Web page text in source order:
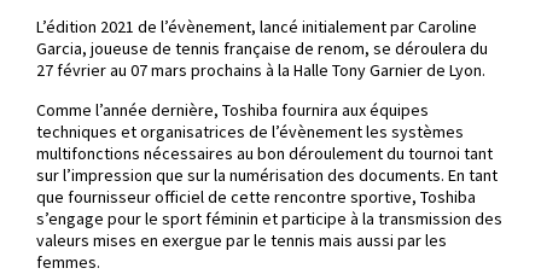
L’édition 2021 de l’évènement, lancé initialement par Caroline
Garcia, joueuse de tennis française de renom, se déroulera du
27 février au 07 mars prochains à la Halle Tony Garnier de Lyon.
Comme l’année dernière, Toshiba fournira aux équipes
techniques et organisatrices de l’évènement les systèmes
multifonctions nécessaires au bon déroulement du tournoi tant
sur l’impression que sur la numérisation des documents. En tant
que fournisseur officiel de cette rencontre sportive, Toshiba
s’engage pour le sport féminin et participe à la transmission des
valeurs mises en exergue par le tennis mais aussi par les
femmes.